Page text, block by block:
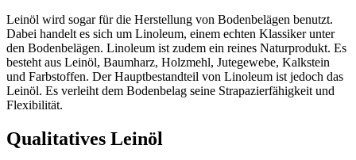
Leinöl wird sogar für die Herstellung von Bodenbelägen benutzt.
Dabei handelt es sich um Linoleum, einem echten Klassiker unter
den Bodenbelägen. Linoleum ist zudem ein reines Naturprodukt. Es
besteht aus Leinöl, Baumharz, Holzmehl, Jutegewebe, Kalkstein
und Farbstoffen. Der Hauptbestandteil von Linoleum ist jedoch das
Leinöl. Es verleiht dem Bodenbelag seine Strapazierfähigkeit und
Flexibilität.
Qualitatives Leinöl